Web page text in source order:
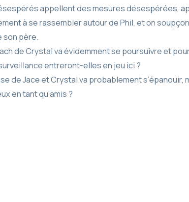
appellent des mesures désespérées,
à se rassembler autour de Phil, et on
son père.
de Crystal va évidemment se poursuivre et
entreront-elles en jeu ici ?
de Jace et Crystal va probablement s’épanouir,
en tant qu’amis ?